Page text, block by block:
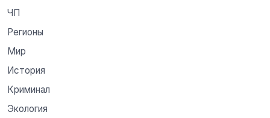
ЧП
Регионы
Мир
История
Криминал
Экология